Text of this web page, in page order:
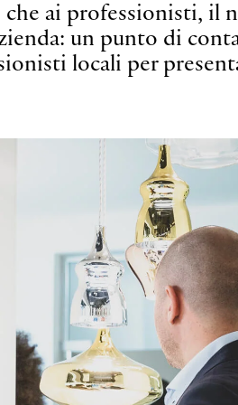
ai professionisti, il
un punto di
locali per